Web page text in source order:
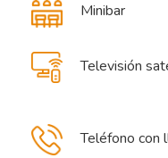
Minibar
Televisión
Teléfono con